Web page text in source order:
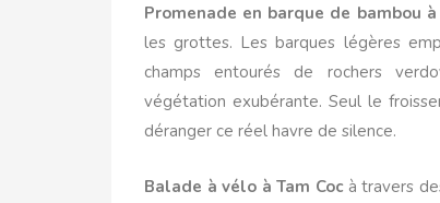
Promenade en barque de bambou à
les grottes. Les barques légères
champs entourés de rochers
végétation exubérante. Seul le
déranger ce réel havre de silence.
Balade à vélo à Tam Cocà travers